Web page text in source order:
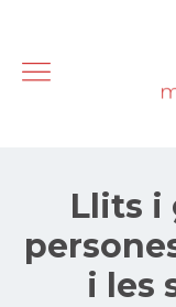
Llits i
i les